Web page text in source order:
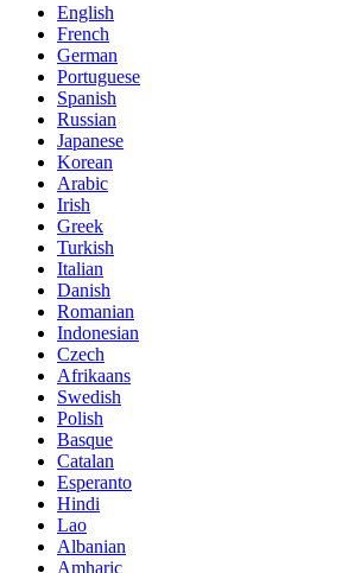
English
French
German
Portuguese
Spanish
Russian
Japanese
Korean
Arabic
Irish
Greek
Turkish
Italian
Danish
Romanian
Indonesian
Czech
Afrikaans
Swedish
Polish
Basque
Catalan
Esperanto
Hindi
Lao
Albanian
Amharic